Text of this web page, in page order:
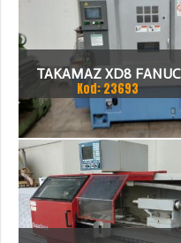
TAKAMAZ XD8 FANUC
21ITA TOKARKA CNC
Kod: 23693